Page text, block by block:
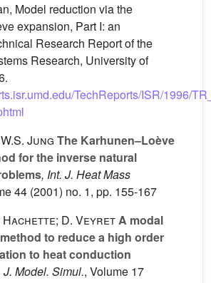
Model reduction via the
expansion, Part I: an
Research Report of the
Research, University of
TechReports/ISR/1996/
Jung The Karhunen–Loève
for the inverse natural
, Int. J. Heat Mass
44 (2001) no. 1, pp. 155-167
Hachette; D. VeyretA modal
to reduce a high order
to heat conduction
J. Model. Simul., Volume 17